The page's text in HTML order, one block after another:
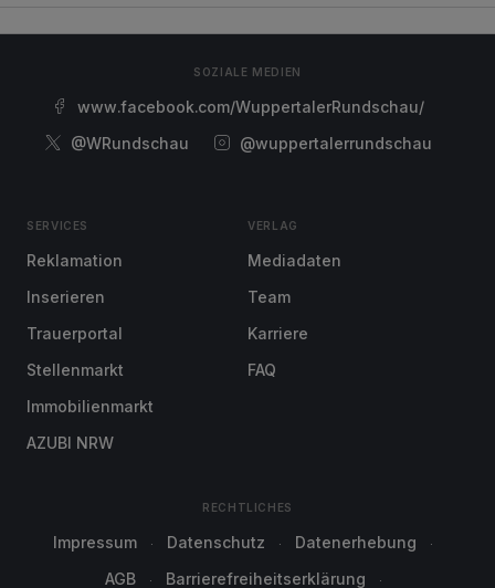
SOZIALE MEDIEN
www.facebook.com/WuppertalerRundschau/
@WRundschau
@wuppertalerrundschau
SERVICES
Reklamation
Inserieren
Trauerportal
Stellenmarkt
Immobilienmarkt
AZUBI NRW
VERLAG
Mediadaten
Team
Karriere
FAQ
RECHTLICHES
Impressum Datenschutz
Datenerhebung
AGB
Barrierefreiheitserklärung